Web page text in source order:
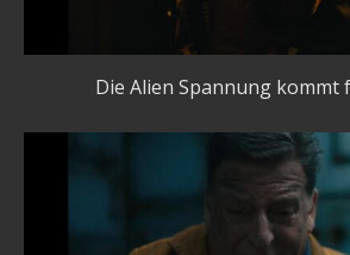
Die Alien Spannung kommt